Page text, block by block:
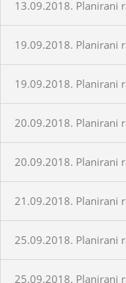
13.09.2018. Planirani
19.09.2018. Planirani
19.09.2018. Planirani
20.09.2018. Planirani
20.09.2018. Planirani
21.09.2018. Planirani
25.09.2018. Planirani
25.09.2018. Planirani